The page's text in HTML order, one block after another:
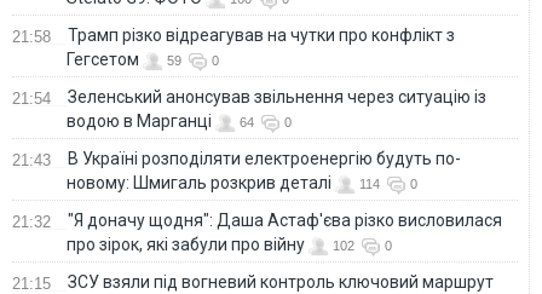
21:58
Трамп різко відреагував на чутки про конфлікт з
Гегсетом
59 0
21:54
Зеленський анонсував звільнення через ситуацію із
водою в Марганці
64 0
21:43
В Україні розподіляти електроенергію будуть по-
новому: Шмигаль розкрив деталі
114 0
21:32
"Я доначу щодня": Даша Астаф'єва різко висловилася
про зірок, які забули про війну
102 0
21:15
ЗСУ взяли під вогневий контроль ключовий маршрут